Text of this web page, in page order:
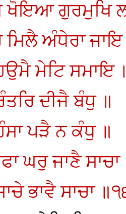
ਖੋਇਆ ਗੁਰਮੁਖਿ
ਮਿਲੈ ਅੰਧੇਰਾ
ਮੇਟਿ ਸਮਾਇ
ਦੀਜੈ ਬੰਧੁ ॥
ਪੜੈ ਨ ਕੰਧੁ ॥
ਘਰੁ ਜਾਣੈ ਸਾਚਾ
ਭਾਵੈ ਸਾਚਾ